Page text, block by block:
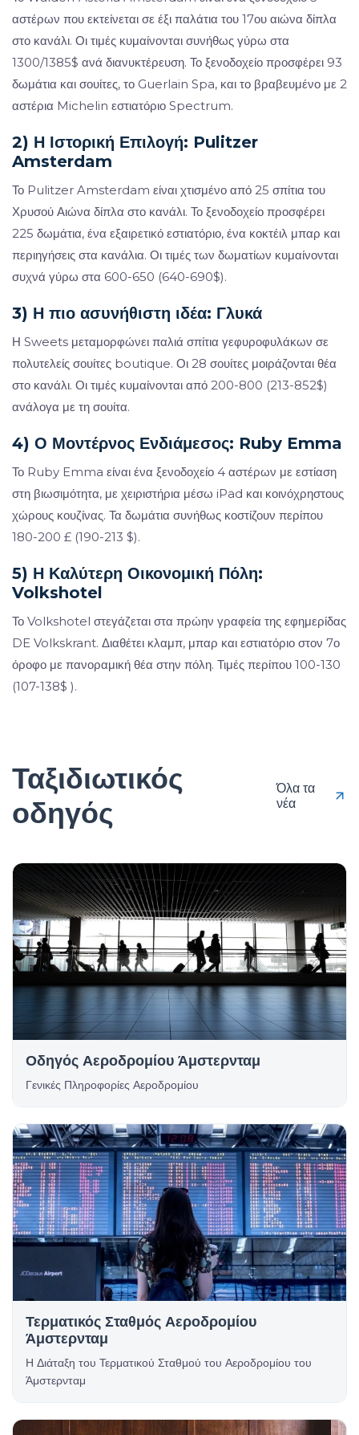
αστέρων που εκτείνεται σε έξι παλάτια του 17ου αιώνα δίπλα
στο κανάλι. Οι τιμές κυμαίνονται συνήθως γύρω στα
1300/1385$ ανά διανυκτέρευση. Το ξενοδοχείο προσφέρει 93
δωμάτια και σουίτες, το Guerlain Spa, και το βραβευμένο με 2
αστέρια Michelin εστιατόριο Spectrum.
2) Η Ιστορική Επιλογή: Pulitzer
Amsterdam
Το Pulitzer Amsterdam είναι χτισμένο από 25 σπίτια του
Χρυσού Αιώνα δίπλα στο κανάλι. Το ξενοδοχείο προσφέρει
225 δωμάτια, ένα εξαιρετικό εστιατόριο, ένα κοκτέιλ μπαρ και
περιηγήσεις στα κανάλια. Οι τιμές των δωματίων κυμαίνονται
συχνά γύρω στα 600-650 (640-690$).
3) Η πιο ασυνήθιστη ιδέα: Γλυκά
Η Sweets μεταμορφώνει παλιά σπίτια γεφυροφυλάκων σε
πολυτελείς σουίτες boutique. Οι 28 σουίτες μοιράζονται θέα
στο κανάλι. Οι τιμές κυμαίνονται από 200-800 (213-852$)
ανάλογα με τη σουίτα.
4) Ο Μοντέρνος Ενδιάμεσος: Ruby Emma
Το Ruby Emma είναι ένα ξενοδοχείο 4 αστέρων με εστίαση
στη βιωσιμότητα, με χειριστήρια μέσω iPad και κοινόχρηστους
χώρους κουζίνας. Τα δωμάτια συνήθως κοστίζουν περίπου
180-200 £ (190-213 $).
5) Η Καλύτερη Οικονομική Πόλη:
Volkshotel
Το Volkshotel στεγάζεται στα πρώην γραφεία της εφημερίδας
DE Volkskrant. Διαθέτει κλαμπ, μπαρ και εστιατόριο στον 7ο
όροφο με πανοραμική θέα στην πόλη. Τιμές περίπου 100-130
(107-138$ ).
Ταξιδιωτικός
οδηγός
Όλα τα
νέα
Οδηγός Αεροδρομίου Άμστερνταμ
Γενικές Πληροφορίες Αεροδρομίου
Τερματικός Σταθμός Αεροδρομίου
Άμστερνταμ
Η Διάταξη του Τερματικού Σταθμού του Αεροδρομίου του
Άμστερνταμ